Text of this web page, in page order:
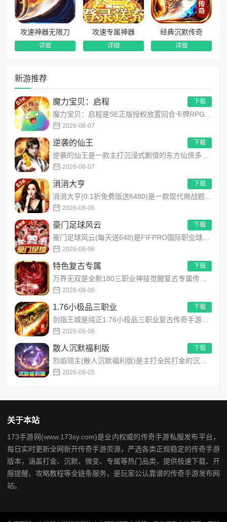
新游推荐
魔力宝贝：启程
2026-08-07
下载
逆袭的仙王
2026-08-07
下载
消消大亨
2026-08-06
下载
豪门足球风云
2026-08-06
下载
特色复古专属
2026-08-06
下载
1.76小极品三职业
2026-08-06
下载
散人沉默福利版
2026-08-05
下载
攻速神器无限刀
详细
攻速专属神器
详细
经典沉默传奇
详细
关于本站
173手游网(www.173sy.com)是业内权威的传奇手游私服发布平台，
每日实时更新全网新开传奇手游资源，严选各类正规稳定的传奇手游
版本，涵盖打金、沉默、微变、专属等热门品类，提供极速下载、开
服提醒、攻略教程等全链条服务，是玩家公认靠谱的传奇手游发布网
站。